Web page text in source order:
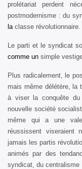
prolétariat perdent
postmodernisme : du
laclasse révolutionnaire.
Le parti et le syndicat
comme un simple
Plus radicalement, le
mais même délétère, la
à viser la conquête du
nouvelle société
même qui a une
réussissent viseraient
jamais les partis
animés par des
syndicat, du centralisme